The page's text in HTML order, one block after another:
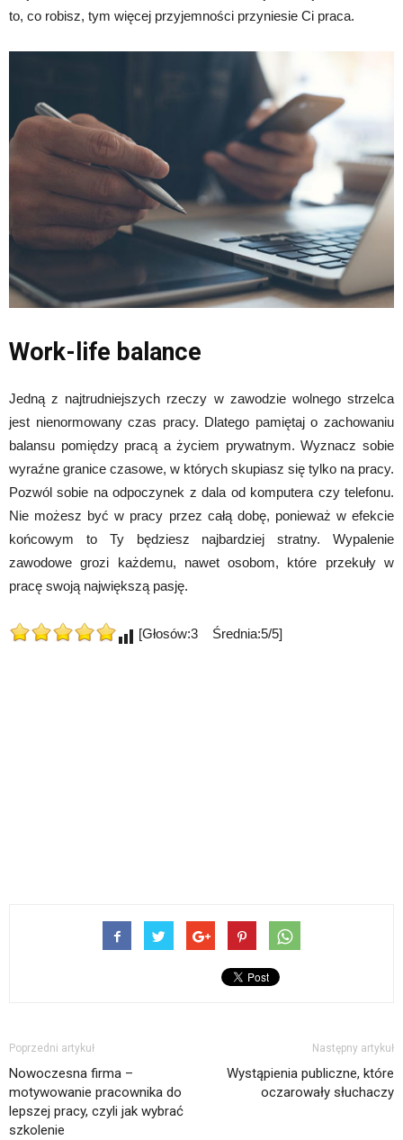
to, co robisz, tym więcej przyjemności przyniesie Ci praca.
Work-life balance
Jedną z najtrudniejszych rzeczy w zawodzie wolnego strzelca
jest nienormowany czas pracy. Dlatego pamiętaj o zachowaniu
balansu pomiędzy pracą a życiem prywatnym. Wyznacz sobie
wyraźne granice czasowe, w których skupiasz się tylko na pracy.
Pozwól sobie na odpoczynek z dala od komputera czy telefonu.
Nie możesz być w pracy przez całą dobę, ponieważ w efekcie
końcowym to Ty będziesz najbardziej stratny. Wypalenie
zawodowe grozi każdemu, nawet osobom, które przekuły w
pracę swoją największą pasję.
[Głosów:3 Średnia:5/5]
Poprzedni artykuł
Nowoczesna firma –
motywowanie pracownika do
lepszej pracy, czyli jak wybrać
szkolenie
Następny artykuł
Wystąpienia publiczne, które
oczarowały słuchaczy